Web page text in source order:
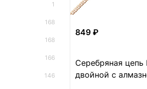
1
168
168
166
146
849 ₽
Серебряная цепь
двойной с